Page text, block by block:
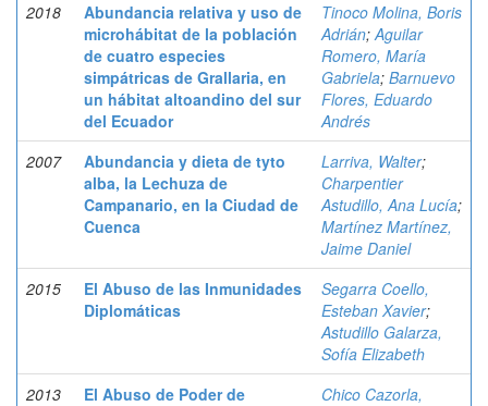
2018
Abundancia relativa y uso de
microhábitat de la población
de cuatro especies
simpátricas de Grallaria, en
un hábitat altoandino del sur
del Ecuador
Tinoco Molina, Boris
Adrián;Aguilar
Romero, María
Gabriela; Barnuevo
Flores, Eduardo
Andrés
2007
Abundancia y dieta de tyto
alba, la Lechuza de
Campanario, en la Ciudad de
Cuenca
Larriva, Walter;
Charpentier
Astudillo, Ana Lucía;
Martínez Martínez,
Jaime Daniel
2015
El Abuso de las Inmunidades
Diplomáticas
Segarra Coello,
Esteban Xavier;
Astudillo Galarza,
Sofía Elizabeth
2013
El Abuso de Poder de
Chico Cazorla,